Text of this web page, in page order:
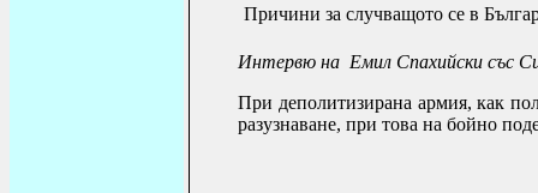
Причини за случващото се в
Интервю на Емил Спахийски със
При деполитизирана армия, как
разузнаване, при това на бойно